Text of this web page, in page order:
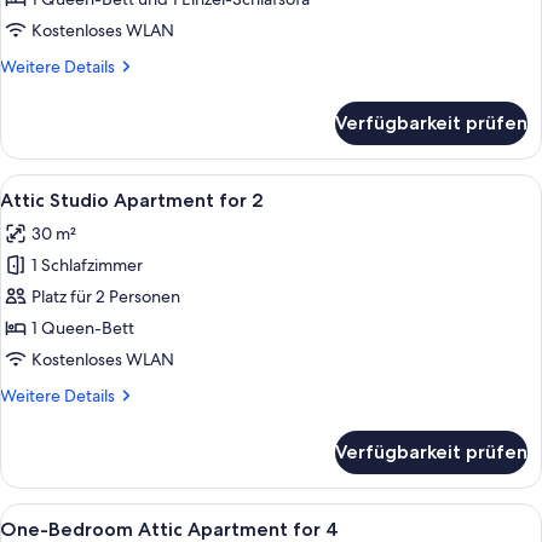
(3
anzeigen
Kostenloses WLAN
Weitere Details
Weitere
Bedroom
Apartment
(3
Verfügbarkeit prüfen
Alle
Fotos
für
Attic
Studio
Apartment
for
anzeigen
Ein modernes Wohnzimmer mit
16
Attic Studio Apartment for 2
30 m²
1 Schlafzimmer
Platz für 2 Personen
1 Queen-Bett
Kostenloses WLAN
Weitere Details
Weitere
Studio
Apartment
for
Verfügbarkeit prüfen
Alle
Eine moderne Küche mit
14
One-Bedroom Attic Apartment for 4